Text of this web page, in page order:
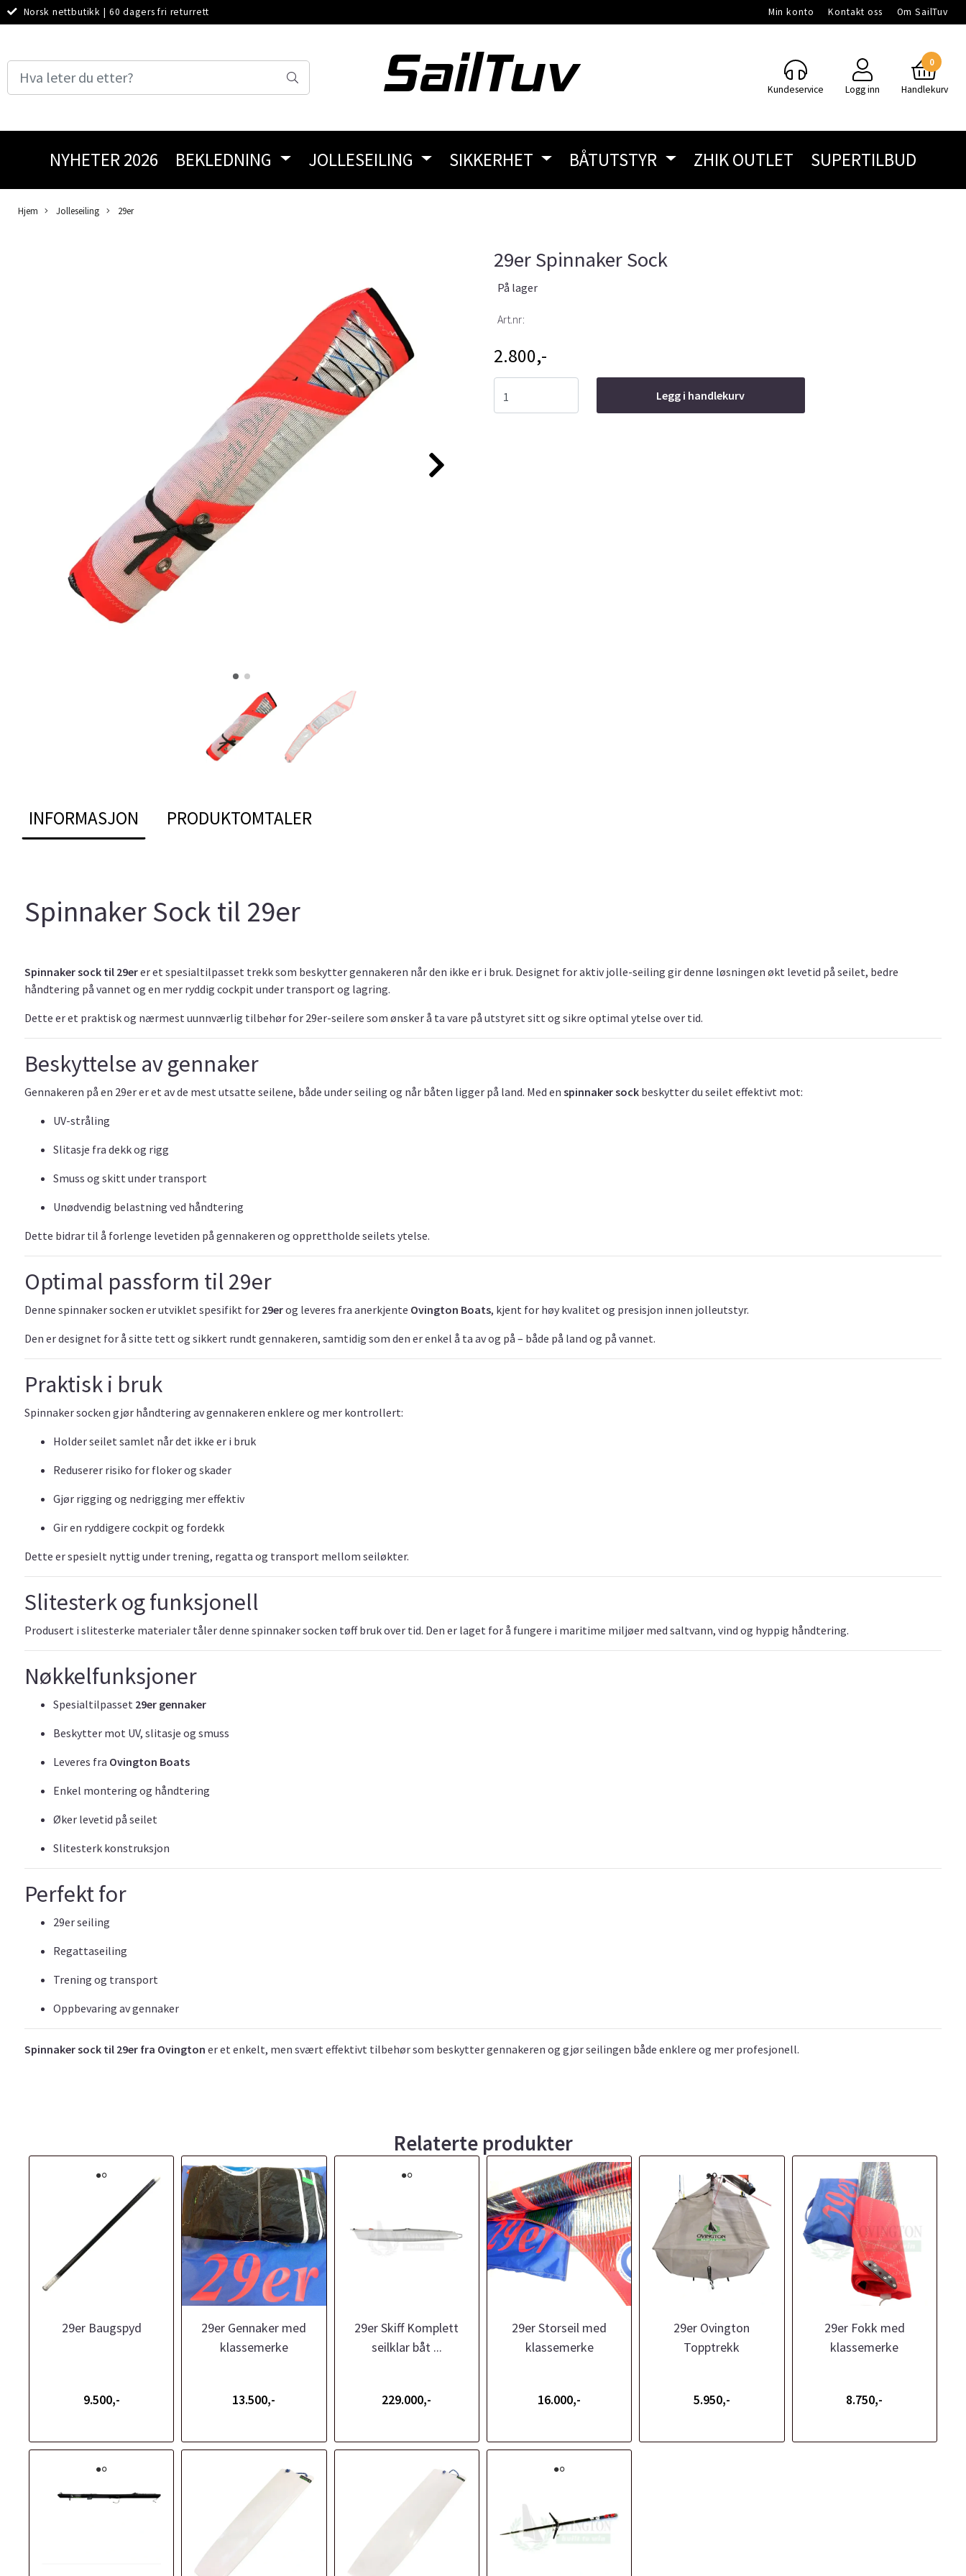
Norsk nettbutikk | 60 dagers fri returrett Min konto Kontakt oss Om SailTuv
Kundeservice Logg inn
0
Handlekurv
NYHETER 2026 BEKLEDNING JOLLESEILING SIKKERHET BÅTUTSTYR ZHIK OUTLET SUPERTILBUD
Hjem Jolleseiling 29er
29er Spinnaker Sock
På lager
Art.nr:
2.800,-
Legg i handlekurv
INFORMASJON PRODUKTOMTALER
Spinnaker Sock til 29er
Spinnaker sock til 29erer et spesialtilpasset trekk som beskytter gennakeren når den ikke er i bruk. Designet for aktiv jolle-seiling gir denne løsningen økt levetid på seilet, bedre
håndtering på vannet og en mer ryddig cockpit under transport og lagring.
Dette er et praktisk og nærmest uunnværlig tilbehør for 29er-seilere som ønsker å ta vare på utstyret sitt og sikre optimal ytelse over tid.
Beskyttelse av gennaker
Gennakeren på en 29er er et av de mest utsatte seilene, både under seiling og når båten ligger på land. Med en spinnaker sock beskytter du seilet effektivt mot:
UV-stråling
Slitasje fra dekk og rigg
Smuss og skitt under transport
Unødvendig belastning ved håndtering
Dette bidrar til å forlenge levetiden på gennakeren og opprettholde seilets ytelse.
Optimal passform til 29er
Denne spinnaker socken er utviklet spesifikt for 29erog leveres fra anerkjente Ovington Boats, kjent for høy kvalitet og presisjon innen jolleutstyr.
Den er designet for å sitte tett og sikkert rundt gennakeren, samtidig som den er enkel å ta av og på – både på land og på vannet.
Praktisk i bruk
Spinnaker socken gjør håndtering av gennakeren enklere og mer kontrollert:
Holder seilet samlet når det ikke er i bruk
Reduserer risiko for floker og skader
Gjør rigging og nedrigging mer effektiv
Gir en ryddigere cockpit og fordekk
Dette er spesielt nyttig under trening, regatta og transport mellom seiløkter.
Slitesterk og funksjonell
Produsert i slitesterke materialer tåler denne spinnaker socken tøff bruk over tid. Den er laget for å fungere i maritime miljøer med saltvann, vind og hyppig håndtering.
Nøkkelfunksjoner
Spesialtilpasset 29er gennaker
Beskytter mot UV, slitasje og smuss
Leveres fra Ovington Boats
Enkel montering og håndtering
Øker levetid på seilet
Slitesterk konstruksjon
Perfekt for
29er seiling
Regattaseiling
Trening og transport
Oppbevaring av gennaker
Spinnaker sock til 29er fra Ovington er et enkelt, men svært effektivt tilbehør som beskytter gennakeren og gjør seilingen både enklere og mer profesjonell.
Relaterte produkter
29er Baugspyd
9.500,-
29er Gennaker med
klassemerke
13.500,-
29er Skiff Komplett
seilklar båt ...
229.000,-
29er Storseil med
klassemerke
16.000,-
29er Ovington
Topptrekk
5.950,-
29er Fokk med
klassemerke
8.750,-